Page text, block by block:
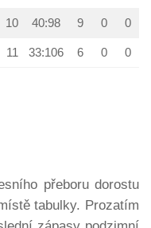
10 40:98 9 0 0
11 33:106 6 0 0
přeboru dorostu
tabulky. Prozatím